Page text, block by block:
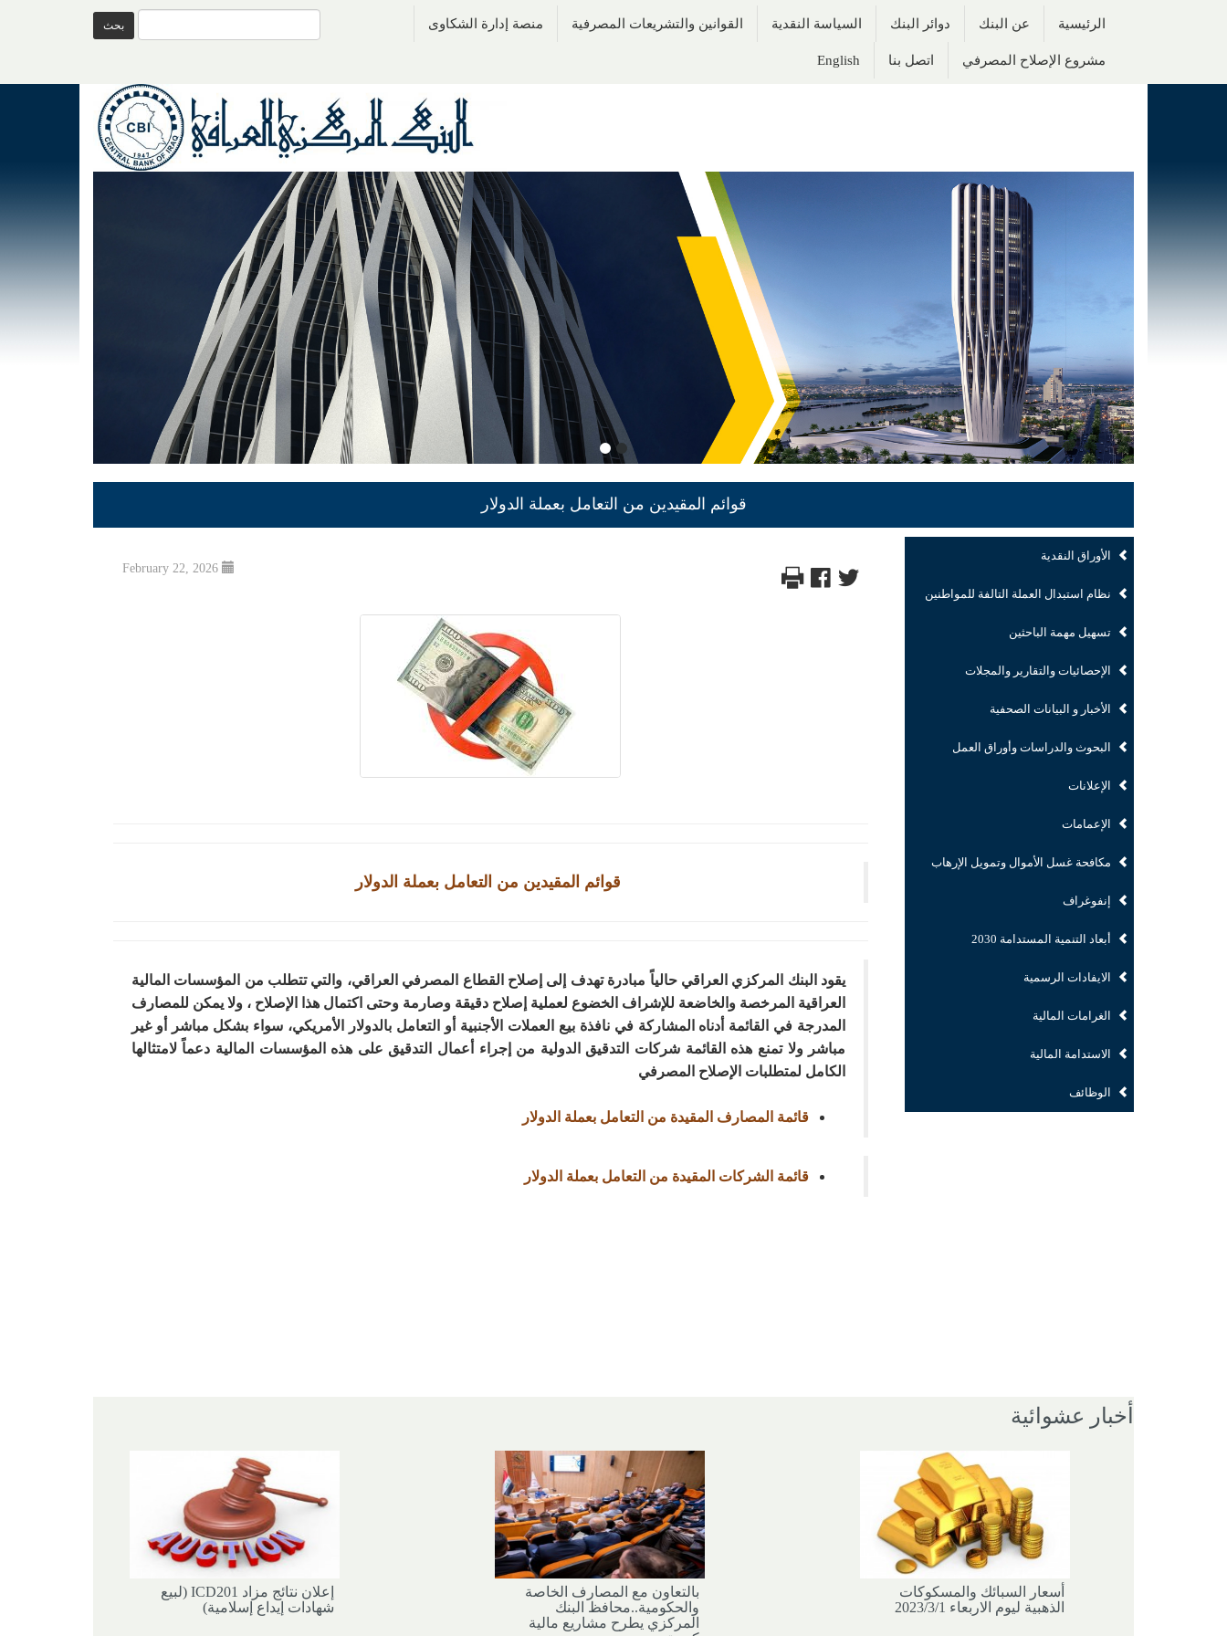
الرئيسية عن البنك دوائر البنك السياسة النقدية القوانين والتشريعات المصرفية منصة إدارة الشكاوى
مشروع الإصلاح المصرفي اتصل بنا English
قوائم المقيدين من التعامل بعملة الدولار
الأوراق النقدية
نظام استبدال العملة التالفة للمواطنين
تسهيل مهمة الباحثين
الإحصائيات والتقارير والمجلات
الأخبار و البيانات الصحفية
البحوث والدراسات وأوراق العمل
الإعلانات
الإعمامات
مكافحة غسل الأموال وتمويل الإرهاب
إنفوغراف
أبعاد التنمية المستدامة 2030
الايفادات الرسمية
الغرامات المالية
الاستدامة المالية
الوظائف
February 22, 2026
قوائم المقيدين من التعامل بعملة الدولار
يقود البنك المركزي العراقي حالياً مبادرة تهدف إلى إصلاح القطاع المصرفي العراقي، والتي تتطلب من المؤسسات المالية
العراقية المرخصة والخاضعة للإشراف الخضوع لعملية إصلاح دقيقة وصارمة وحتى اكتمال هذا الإصلاح ، ولا يمكن للمصارف
المدرجة في القائمة أدناه المشاركة في نافذة بيع العملات الأجنبية أو التعامل بالدولار الأمريكي، سواء بشكل مباشر أو غير
مباشر ولا تمنع هذه القائمة شركات التدقيق الدولية من إجراء أعمال التدقيق على هذه المؤسسات المالية دعماً لامتثالها
الكامل لمتطلبات الإصلاح المصرفي
قائمة المصارف المقيدة من التعامل بعملة الدولار
قائمة الشركات المقيدة من التعامل بعملة الدولار
أخبار عشوائية
أسعار السبائك والمسكوكات
الذهبية ليوم الاربعاء 2023/3/1
بالتعاون مع المصارف الخاصة
والحكومية..محافظ البنك
المركزي يطرح مشاريع مالية
إعلان نتائج مزاد ICD201 (لبيع
شهادات إيداع إسلامية)